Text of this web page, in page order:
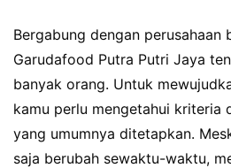
Bergabung dengan perusahaan
Garudafood Putra Putri Jaya
banyak orang. Untuk
kamu perlu mengetahui kriteria
yang umumnya ditetapkan.
saja berubah sewaktu-waktu,